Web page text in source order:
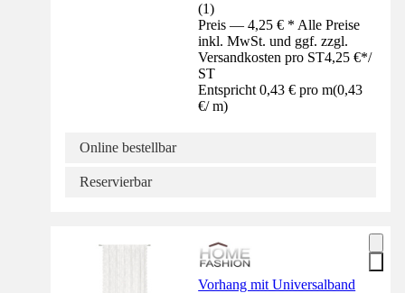
(1)
Preis — 4,25 € * Alle Preise
inkl. MwSt. und ggf. zzgl.
Versandkosten pro ST4,25 €*/
ST
Entspricht 0,43 € pro m(0,43
€/ m)
Online bestellbar
Reservierbar
Vorhang mit Universalband